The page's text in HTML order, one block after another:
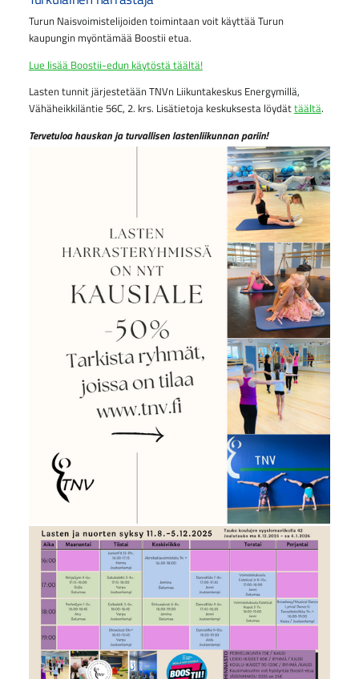
Turun Naisvoimistelijoiden toimintaan voit käyttää Turun
kaupungin myöntämää Boostii etua.
Lue lisää Boostii-edun käytöstä täältä!
Lasten tunnit järjestetään TNVn Liikuntakeskus Energymillä,
Vähäheikkiläntie 56C, 2. krs. Lisätietoja keskuksesta löydättäältä.
Tervetuloa hauskan ja turvallisen lastenliikunnan pariin!